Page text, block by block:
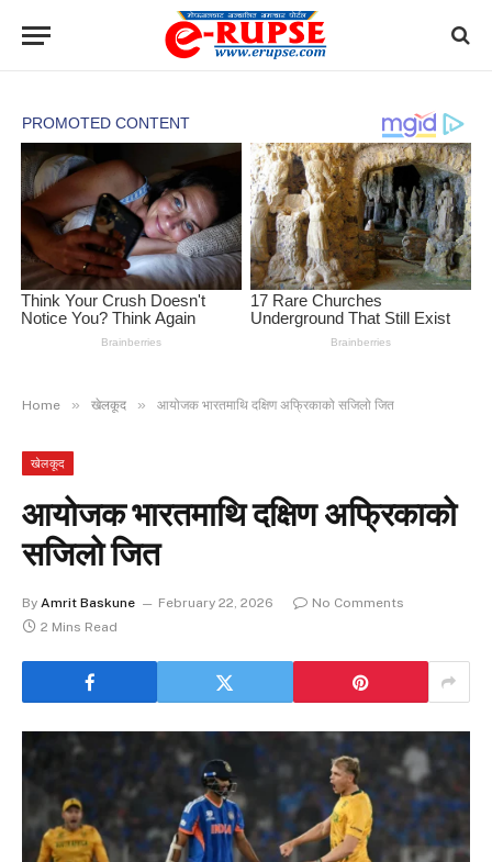
Home » खेलकूद » आयोजक भारतमाथि दक्षिण अफ्रिकाको सजिलो जित
खेलकूद
आयोजक भारतमाथि दक्षिण अफ्रिकाको
सजिलो जित
By Amrit Baskune February 22, 2026
No Comments
2 Mins Read